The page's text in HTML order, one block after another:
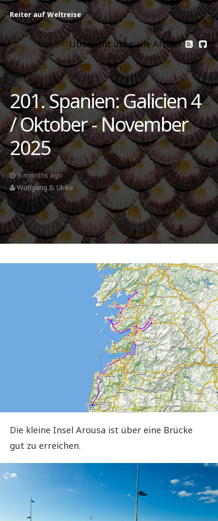
Reiter auf Weltreise
Übersicht über alle Artikel
201. Spanien: Galicien 4
/ Oktober - November
2025
9 months ago
Wolfgang & Ulrike
Die kleine Insel Arousa ist über eine Brücke
gut zu erreichen.